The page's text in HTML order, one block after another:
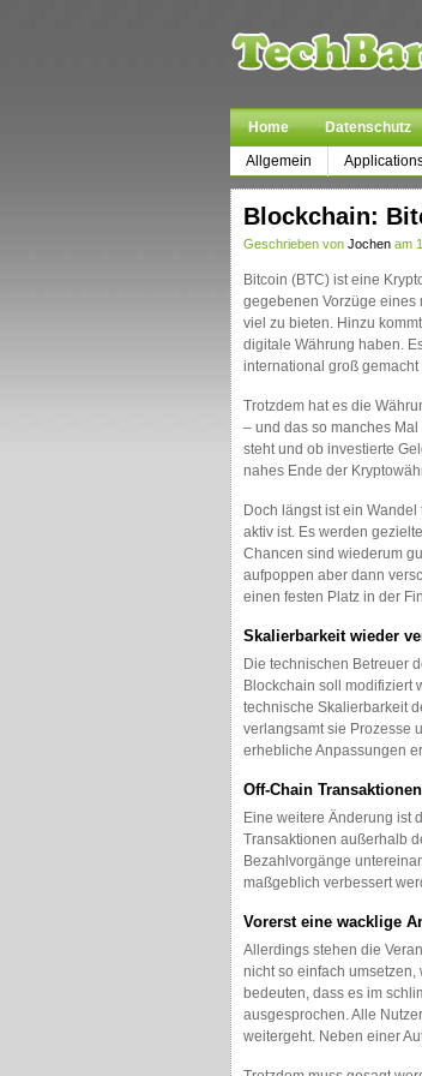
Home Datenschutz
Allgemein
Blockchain:
Geschrieben von Jochen am
Bitcoin (BTC) ist eine
gegebenen Vorzüge eines
viel zu bieten. Hinzu
digitale Währung haben.
international groß gemacht
Trotzdem hat es die
– und das so manches Mal
steht und ob investierte
nahes Ende der
Doch längst ist ein
aktiv ist. Es werden
Chancen sind wiederum
aufpoppen aber dann
einen festen Platz in der
Skalierbarkeit wieder
Die technischen Betreuer
Blockchain soll modifiziert
technische Skalierbarkeit
verlangsamt sie Prozesse
erhebliche Anpassungen
Off-Chain Transaktionen
Eine weitere Änderung ist
Transaktionen außerhalb
Bezahlvorgänge
maßgeblich verbessert
Vorerst eine wacklige
Allerdings stehen die
nicht so einfach
bedeuten, dass es im
ausgesprochen. Alle
weitergeht. Neben einer